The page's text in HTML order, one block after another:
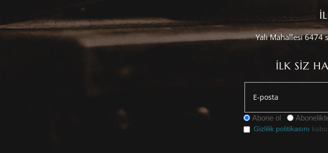
Yalı Mahallesi 6474
İLK SİZ
Abone ol
Gizlilik politikasını